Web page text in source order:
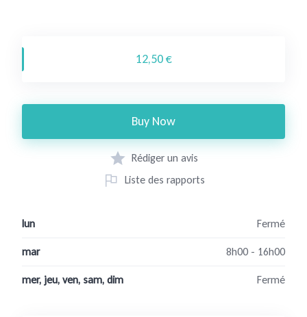
12,50 €
Buy Now
Rédiger un avis
Liste des rapports
lun Fermé
mar 8h00 - 16h00
mer, jeu, ven, sam, dim Fermé